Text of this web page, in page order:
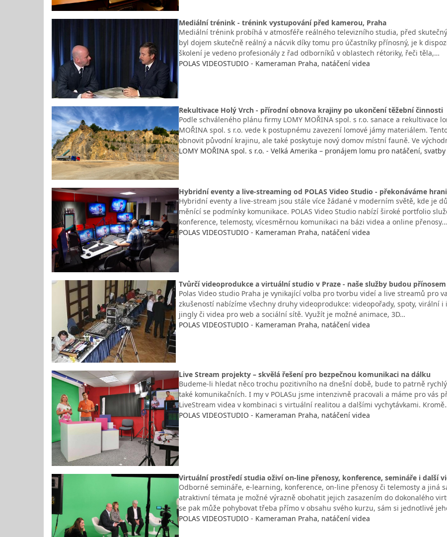
Mediální trénink - trénink vystupování před kamerou, Praha
Mediální trénink probíhá v atmosféře reálného televizního studia, před
byl dojem skutečně reálný a nácvik díky tomu pro účastníky přínosný, je k
školení je vedeno profesionály z řad odborníků v oblastech rétoriky, řeči těla,…
POLAS VIDEOSTUDIO - Kameraman Praha, natáčení videa
Rekultivace Holý Vrch - přírodní obnova krajiny po ukončení těžební činnosti
Podle schváleného plánu firmy LOMY MOŘINA spol. s r.o. sanace a rekultivace
MOŘINA spol. s r.o. vede k postupnému zavezení lomové jámy materiálem.
obnovit původní krajinu, ale také poskytuje nový domov místní fauně. Ve
LOMY MOŘINA spol. s r.o. - Velká Amerika – pronájem lomu pro natáčení,
Hybridní eventy a live-streaming od POLAS Video Studio - překonáváme
Hybridní eventy a live-stream jsou stále více žádané v moderním světě, kde je
měnící se podmínky komunikace. POLAS Video Studio nabízí široké portfolio
konference, telemosty, vícesměrnou komunikaci na bázi videa a online
POLAS VIDEOSTUDIO - Kameraman Praha, natáčení videa
Tvůrčí videoprodukce a virtuální studio v Praze - naše služby budou
Polas Video studio Praha je vynikající volba pro tvorbu videí a live streamů pro
zkušeností nabízíme všechny druhy videoprodukce: videopořady, spoty, virální
jingly či videa pro web a sociální sítě. Využít je možné animace, 3D…
POLAS VIDEOSTUDIO - Kameraman Praha, natáčení videa
Live Stream projekty – skvělá řešení pro bezpečnou komunikaci na dálku
Budeme-li hledat něco trochu pozitivního na dnešní době, bude to patrně
také komunikačních. I my v POLASu jsme intenzivně pracovali a máme pro vás
LiveStream videa v kombinaci s virtuální realitou a dalšími vychytávkami.
POLAS VIDEOSTUDIO - Kameraman Praha, natáčení videa
Virtuální prostředí studia oživí on-line přenosy, konference, semináře i další
Odborné semináře, e-learning, konference, on-line přenosy či telemosty a jiná
atraktivní témata je možné výrazně obohatit jejich zasazením do dokonalého
se pak může pohybovat třeba přímo v obsahu svého kurzu, sám si jednotlivé
POLAS VIDEOSTUDIO - Kameraman Praha, natáčení videa